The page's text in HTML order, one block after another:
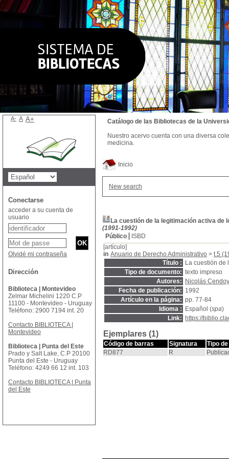
Inicio
New search
La cuestión de la legitimación activa de
(1991-1992)
Público
ISBD
[artículo]
in Anuario de Derecho Administrativo > t.5
Título :
La cuestión de
Tipo de documento: texto impreso
Autores:
Nicolás
Fecha de publicación: 1992
Artículo en la página: pp. 77-84
Idioma :
Español (spa)
Link:
https://
Ejemplares (1)
Código de barras Signatura
Tipo
RD877
R
Catálogo de las Bibliotecas de la
Nuestro acervo cuenta con una diversa
medicina.
A- A A+
Conectarse
acceder a su cuenta de
usuario
Olvidé mi contraseña
Dirección
Biblioteca | Montevideo
Zelmar Michelini 1220 C.P
11100 - Montevideo - Uruguay
Teléfono: 2900 7194 int. 20
Contacto BIBLIOTECA |
Montevideo
Biblioteca | Punta del Este
Prado y Salt Lake, C.P 20100
Punta del Este - Uruguay
Teléfono: 4249 66 12 int. 103
Contacto BIBLIOTECA | Punta
del Este